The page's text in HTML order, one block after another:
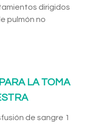
dirigidos
pulmón no
LA TOMA
de sangre 1